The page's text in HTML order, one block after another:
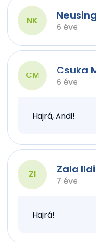
NK
6 éve
CM Csuka
6 éve
Hajrá, Andi!
ZI Zala
7 éve
Hajrá!